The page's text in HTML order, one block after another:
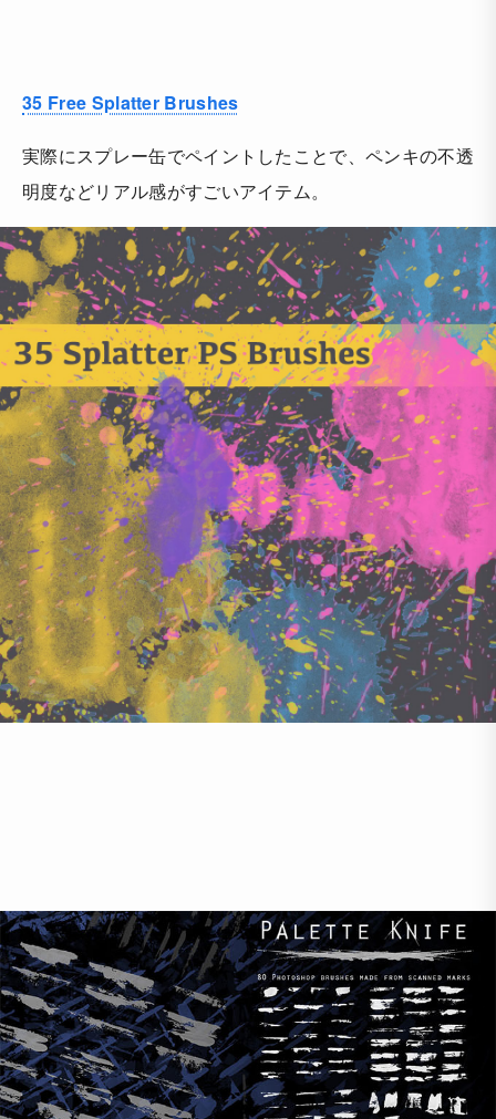
35 Free Splatter Brushes
実際にスプレー缶でペイントしたことで、ペンキの不透
明度などリアル感がすごいアイテム。